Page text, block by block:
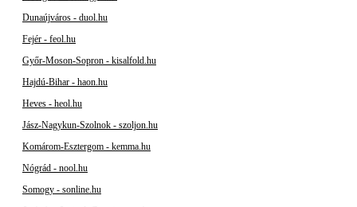
Dunaújváros - duol.hu
Fejér - feol.hu
Győr-Moson-Sopron - kisalfold.hu
Hajdú-Bihar - haon.hu
Heves - heol.hu
Jász-Nagykun-Szolnok - szoljon.hu
Komárom-Esztergom - kemma.hu
Nógrád - nool.hu
Somogy - sonline.hu